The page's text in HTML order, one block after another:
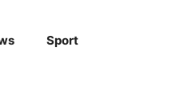
Sport